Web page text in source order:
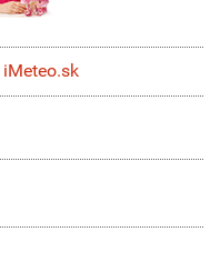
iMeteo.sk